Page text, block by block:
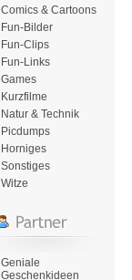
Comics & Cartoons
Fun-Bilder
Fun-Clips
Fun-Links
Games
Kurzfilme
Natur & Technik
Picdumps
Horniges
Sonstiges
Witze
Geniale
Geschenkideen